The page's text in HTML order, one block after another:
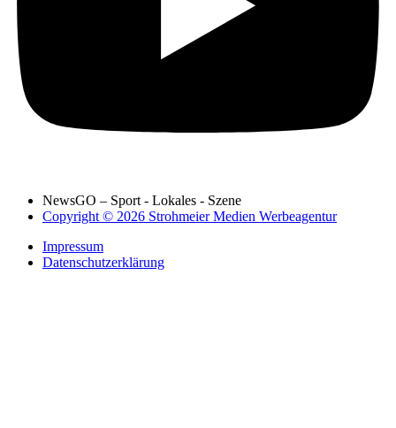
NewsGO – Sport - Lokales - Szene
Copyright © 2026 Strohmeier Medien Werbeagentur
Impressum
Datenschutzerklärung